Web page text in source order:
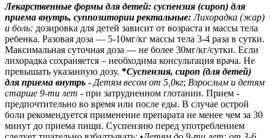
Лекарственные формы для детей: суспензия (сироп) для
приема внутрь, суппозитории ректальные: Лихорадка (жар)
и боль: дозировка для детей зависит от возраста и массы тела
ребенка. Разовая доза — 5-10мг/кг массы тела 3-4 раза в сутки.
Максимальная суточная доза — не более 30мг/кг/сутки. Если
лихорадка сохраняется – необходима консультация врача. Не
превышать указанную дозу. *Суспензия, сироп (для детей)
для приема внутрь - Детям весом от 5,0кг; Взрослым и детям
старше 9-ти лет - при затрудненном глотании. Прием -
предпочтительно во время или после еды. В случае острой
боли рекомендуется применение препарата не менее чем за 30
минут до приема пищи. Суспензию перед употреблением